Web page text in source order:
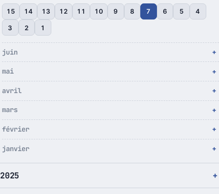
15 14 13 12 11 10 9 8 7 6 5 4
3 2 1
juin
mai
avril
mars
février
janvier
2025